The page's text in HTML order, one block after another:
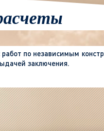
по независимым
заключения.